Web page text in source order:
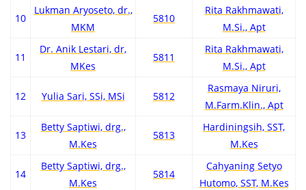
10
Lukman Aryoseto, dr.,
MKM
5810
Rita Rakhmawati,
M.Si., Apt
11
Dr. Anik Lestari, dr,
MKes
5811
Rita Rakhmawati,
M.Si., Apt
12 Yulia Sari, SSi, MSi 5812
Rasmaya Niruri,
M.Farm.Klin., Apt
13
Betty Saptiwi, drg.,
M.Kes
5813
Hardiningsih, SST,
M.Kes
14
Betty Saptiwi, drg.,
M.Kes
5814
Cahyaning Setyo
Hutomo, SST, M.Kes